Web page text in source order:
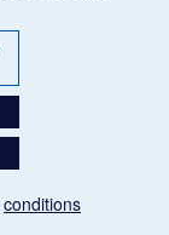
conditions